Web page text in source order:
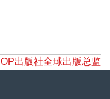
出版社全球出版总监